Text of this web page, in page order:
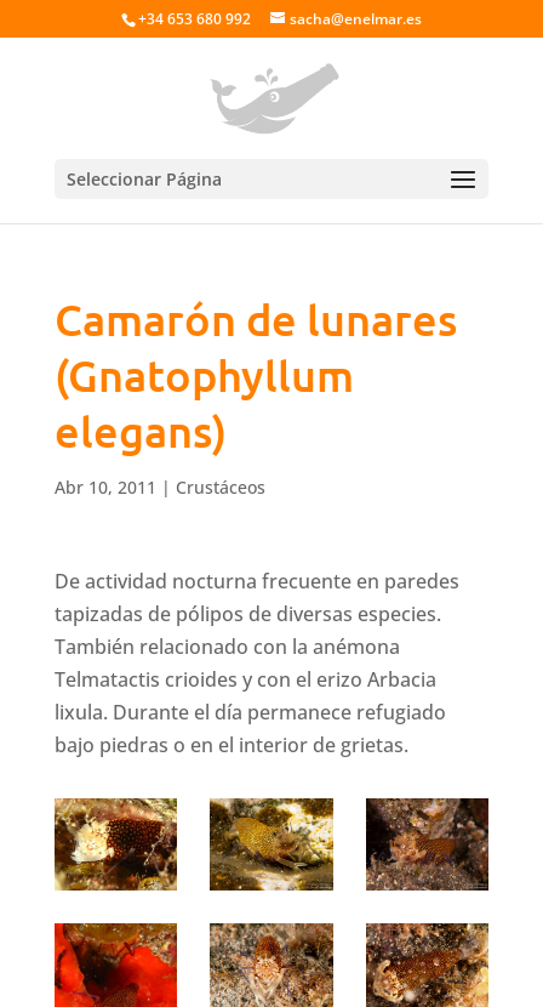
+34 653 680 992 sacha@enelmar.es
Seleccionar Página
Camarón de lunares
(Gnatophyllum
elegans)
Abr 10, 2011 | Crustáceos
De actividad nocturna frecuente en paredes
tapizadas de pólipos de diversas especies.
También relacionado con la anémona
Telmatactis crioides y con el erizo Arbacia
lixula. Durante el día permanece refugiado
bajo piedras o en el interior de grietas.